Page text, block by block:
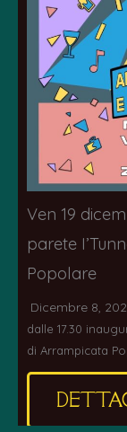
Ven 19
parete
Popolare
Dicembre 8,
dalle 17.30
di Arrampicata